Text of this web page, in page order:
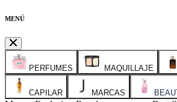
MENÚ
PERFUMES MAQUILLAJE
CAPILAR MARCAS